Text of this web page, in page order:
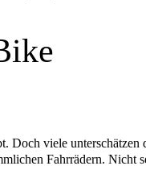
Doch viele unterschätzen
Fahrrädern. Nicht